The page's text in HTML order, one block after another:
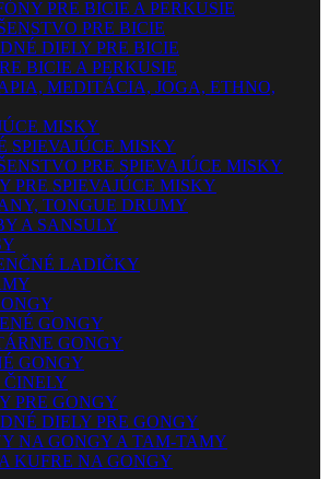
PRE BICIE A PERKUSIE
PRE BICIE
DIELY PRE BICIE
BICIE A PERKUSIE
MEDITÁCIA, JOGA, ETHNO,
MISKY
SPIEVAJÚCE MISKY
PRE SPIEVAJÚCE MISKY
PRE SPIEVAJÚCE MISKY
TONGUE DRUMY
A SANSULY
LADIČKY
GONGY
GONGY
GONGY
ČINELY
PRE GONGY
DIELY PRE GONGY
NA GONGY A TAM-TAMY
KUFRE NA GONGY